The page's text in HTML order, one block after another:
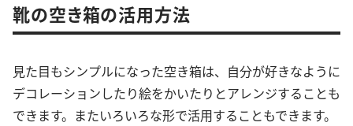
靴の空き箱の活用方法
見た目もシンプルになった空き箱は、自分が好きなように
デコレーションしたり絵をかいたりとアレンジすることも
できます。またいろいろな形で活用することもできます。